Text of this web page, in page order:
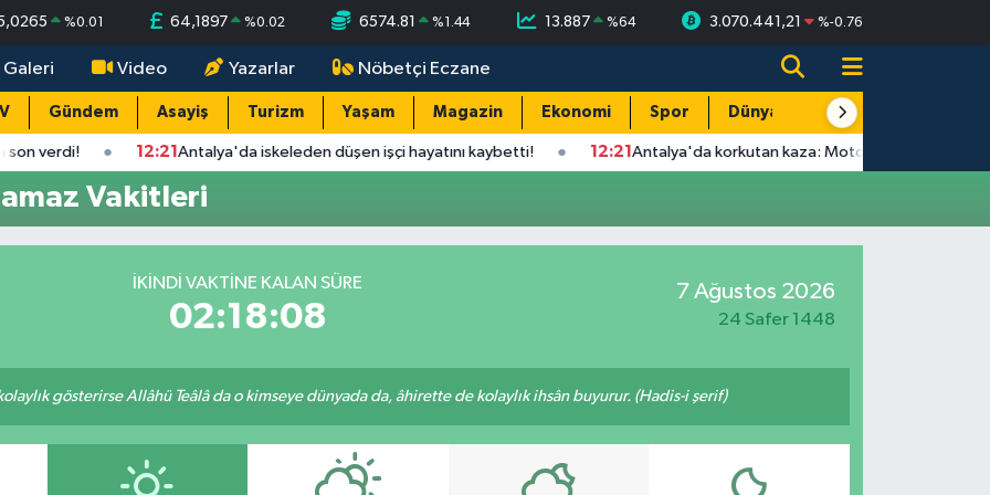
%0.01 64,1897 %0.02 6574.81 %1.44 13.887 %64 3.070.441,21 %-0.76
Galeri Video Yazarlar Nöbetçi Eczane
Gündem Asayiş Turizm Yaşam Magazin Ekonomi Spor Dünya Resmi Reklamlar
12:21 Antalya'da iskeleden düşen işçi hayatını kaybetti! 12:21 Antalya'da korkutan kaza: Motosiklet sürücüsü
Vakitleri
İKINDI VAKTINE KALAN SÜRE
02:18:08
7 Ağustos 2026
24 Safer 1448
gösterirse Allâhü Teâlâ da o kimseye dünyada da, âhirette de kolaylık ihsân buyurur. (Hadis-i şerif)